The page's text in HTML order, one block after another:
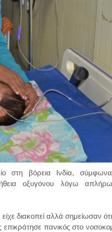
στη βόρεια Ινδία,
οξυγόνου λόγω
διακοπεί αλλά σημείωσαν
πανικός στο